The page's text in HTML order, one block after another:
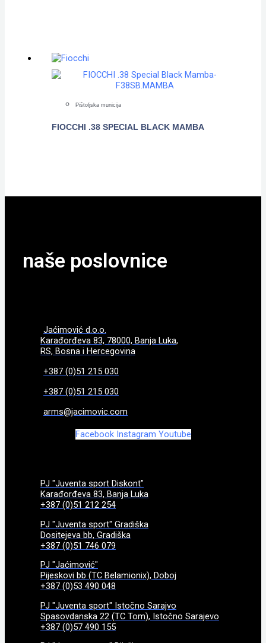
Pištoljska municija
FIOCCHI .38 SPECIAL BLACK MAMBA
naše poslovnice
Jaćimović d.o.o.
Karađorđeva 83, 78000, Banja Luka,
RS, Bosna i Hercegovina
+387 (0)51 215 030
+387 (0)51 215 030
arms@jacimovic.com
Facebook Instagram Youtube
PJ "Juventa sport Diskont"
Karađorđeva 83, Banja Luka
+387 (0)51 212 254
PJ "Juventa sport" Gradiška
Dositejeva bb, Gradiška
+387 (0)51 746 079
PJ "Jaćimović"
Pijeskovi bb (TC Belamionix), Doboj
+387 (0)53 490 048
PJ "Juventa sport" Istočno Sarajvo
Spasovdanska 22 (TC Tom), Istočno Sarajevo
+387 (0)57 490 155